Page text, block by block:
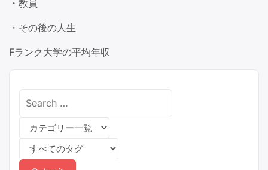
・教員
・その後の人生
Fランク大学の平均年収